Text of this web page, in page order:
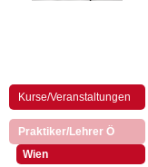
Kurse/Veranstaltungen
Praktiker/Lehrer Ö(aktiv)
Wien(aktiv)